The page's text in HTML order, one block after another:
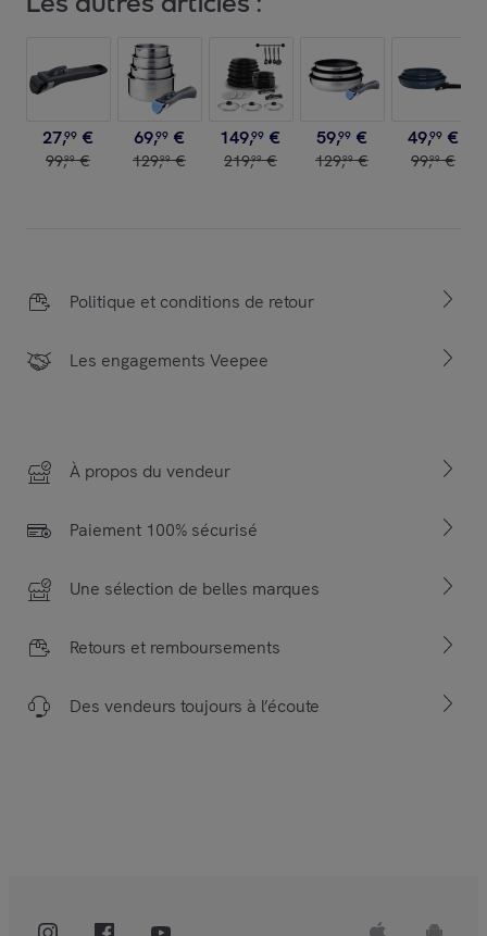
27,99 €
99,99 €
69,99 €
129,99 €
149,99 €
219,99 €
59,99 €
129,99 €
49,99 €
99,99 €
Politique et conditions de retour
Les engagements Veepee
À propos du vendeur
Paiement 100% sécurisé
Une sélection de belles marques
Retours et remboursements
Des vendeurs toujours à l’écoute